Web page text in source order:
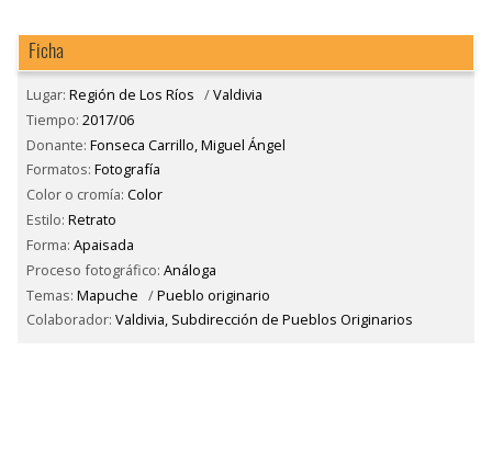
Ficha
Lugar: Región de Los Ríos /Valdivia
Tiempo: 2017/06
Donante: Fonseca Carrillo, Miguel Ángel
Formatos: Fotografía
Color o cromía: Color
Estilo: Retrato
Forma: Apaisada
Proceso fotográfico: Análoga
Temas: Mapuche /Pueblo originario
Colaborador: Valdivia, Subdirección de Pueblos Originarios